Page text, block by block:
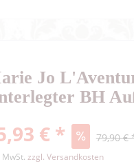
Jo
BH
€ * 79,90 €
MwSt. zzgl. Versandkosten